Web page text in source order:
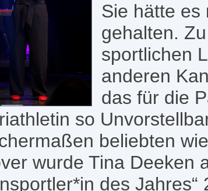
Sie hätte es
gehalten.
sportlichen
anderen
das für die
so
beliebten
wurde Tina Deeken
des Jahres“